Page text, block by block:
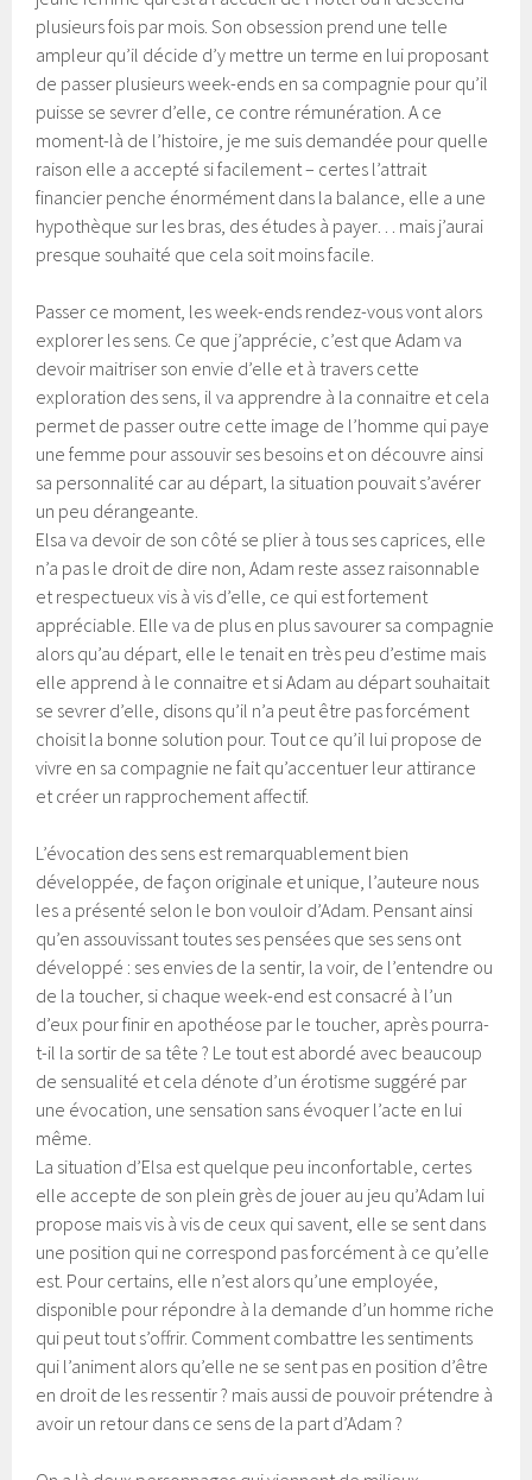
plusieurs fois par mois. Son obsession prend une telle
ampleur qu’il décide d’y mettre un terme en lui proposant
de passer plusieurs week-ends en sa compagnie pour qu’il
puisse se sevrer d’elle, ce contre rémunération. A ce
moment-là de l’histoire, je me suis demandée pour quelle
raison elle a accepté si facilement – certes l’attrait
financier penche énormément dans la balance, elle a une
hypothèque sur les bras, des études à payer… mais j’aurai
presque souhaité que cela soit moins facile.
Passer ce moment, les week-ends rendez-vous vont alors
explorer les sens. Ce que j’apprécie, c’est que Adam va
devoir maitriser son envie d’elle et à travers cette
exploration des sens, il va apprendre à la connaitre et cela
permet de passer outre cette image de l’homme qui paye
une femme pour assouvir ses besoins et on découvre ainsi
sa personnalité car au départ, la situation pouvait s’avérer
un peu dérangeante.
Elsa va devoir de son côté se plier à tous ses caprices, elle
n’a pas le droit de dire non, Adam reste assez raisonnable
et respectueux vis à vis d’elle, ce qui est fortement
appréciable. Elle va de plus en plus savourer sa compagnie
alors qu’au départ, elle le tenait en très peu d’estime mais
elle apprend à le connaitre et si Adam au départ souhaitait
se sevrer d’elle, disons qu’il n’a peut être pas forcément
choisit la bonne solution pour. Tout ce qu’il lui propose de
vivre en sa compagnie ne fait qu’accentuer leur attirance
et créer un rapprochement affectif.
L’évocation des sens est remarquablement bien
développée, de façon originale et unique, l’auteure nous
les a présenté selon le bon vouloir d’Adam. Pensant ainsi
qu’en assouvissant toutes ses pensées que ses sens ont
développé : ses envies de la sentir, la voir, de l’entendre ou
de la toucher, si chaque week-end est consacré à l’un
d’eux pour finir en apothéose par le toucher, après pourra-
t-il la sortir de sa tête ? Le tout est abordé avec beaucoup
de sensualité et cela dénote d’un érotisme suggéré par
une évocation, une sensation sans évoquer l’acte en lui
même.
La situation d’Elsa est quelque peu inconfortable, certes
elle accepte de son plein grès de jouer au jeu qu’Adam lui
propose mais vis à vis de ceux qui savent, elle se sent dans
une position qui ne correspond pas forcément à ce qu’elle
est. Pour certains, elle n’est alors qu’une employée,
disponible pour répondre à la demande d’un homme riche
qui peut tout s’offrir. Comment combattre les sentiments
qui l’animent alors qu’elle ne se sent pas en position d’être
en droit de les ressentir ? mais aussi de pouvoir prétendre à
avoir un retour dans ce sens de la part d’Adam ?